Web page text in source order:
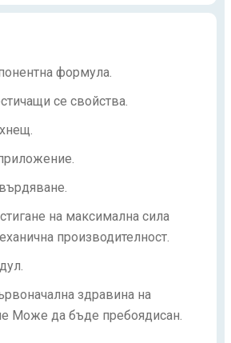
формула.
се свойства.
на максимална сила
производителност.
здравина на
Може да бъде пребоядисан.